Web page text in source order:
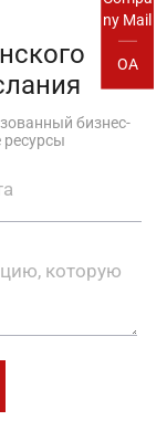
ny Mail
OA
бизнес-
ресурсы